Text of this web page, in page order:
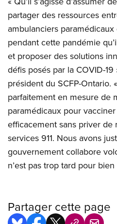
partager des ressources
ambulanciers
pendant cette pandémie
et proposer des solutions
défis posés par la COVID-
président du SCFP-Ontario.
parfaitement en mesure de
paramédicaux pour
efficacement sans priver de
services 911. Nous avons
gouvernement collabore
n’est pas trop tard pour
Partager cette page